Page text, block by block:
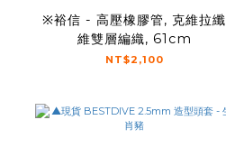
※裕信 - 高壓橡膠管, 克維拉纖
維雙層編織, 61cm
NT$2,100